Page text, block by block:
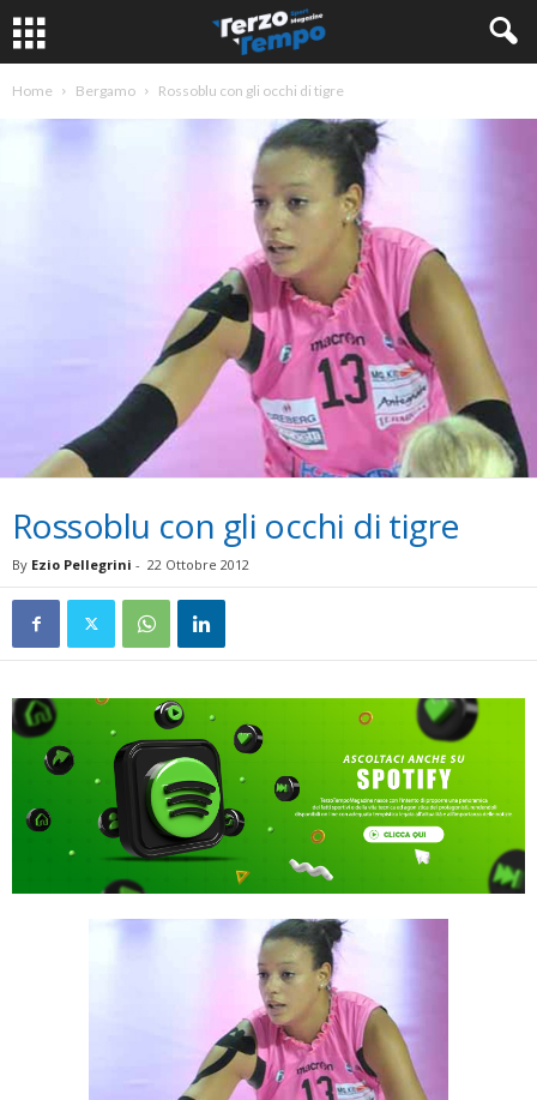
Home Bergamo Rossoblu con gli occhi di tigre
Rossoblu con gli occhi di tigre
By Ezio Pellegrini - 22 Ottobre 2012